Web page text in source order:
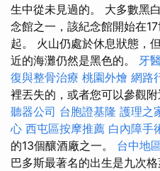
生中從未見過的。 大多數黑
念館之一，該紀念館開始在
起。 火山仍處於休息狀態，
近的海灘仍然是黑色的。 牙
復與整骨治療 桃園外燴 網路
裡丟失的，或者您可以參觀
聽器公司 台胞證基隆 護理之
心 西屯區按摩推薦 白內障手
的13個釀酒廠之一。 台中地
巴多斯最著名的出生是九次